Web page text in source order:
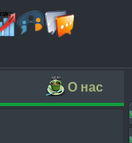
О нас